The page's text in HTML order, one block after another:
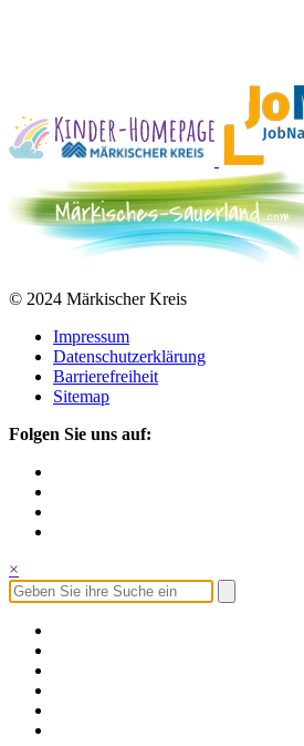
© 2024 Märkischer Kreis
Impressum
Datenschutzerklärung
Barrierefreiheit
Sitemap
Folgen Sie uns auf:
×